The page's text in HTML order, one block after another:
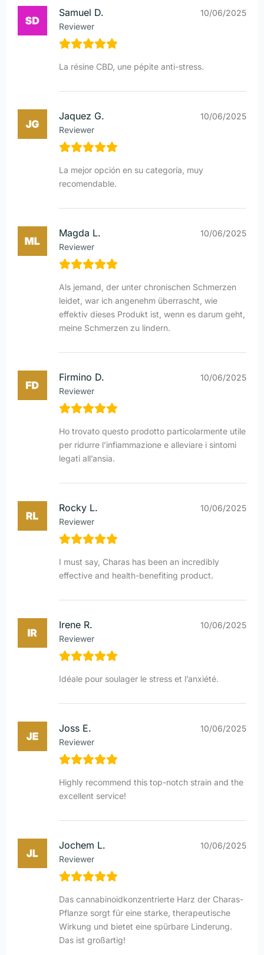
Samuel D.
Reviewer
10/06/2025
La résine CBD, une pépite anti-stress.
Jaquez G.
Reviewer
10/06/2025
La mejor opción en su categoría, muy
recomendable.
Magda L.
Reviewer
10/06/2025
Als jemand, der unter chronischen Schmerzen
leidet, war ich angenehm überrascht, wie
effektiv dieses Produkt ist, wenn es darum geht,
meine Schmerzen zu lindern.
Firmino D.
Reviewer
10/06/2025
Ho trovato questo prodotto particolarmente utile
per ridurre l’infiammazione e alleviare i sintomi
legati all’ansia.
Rocky L.
Reviewer
10/06/2025
I must say, Charas has been an incredibly
effective and health-benefiting product.
Irene R.
Reviewer
10/06/2025
Idéale pour soulager le stress et l’anxiété.
Joss E.
Reviewer
10/06/2025
Highly recommend this top-notch strain and the
excellent service!
Jochem L.
Reviewer
10/06/2025
Das cannabinoidkonzentrierte Harz der Charas-
Pflanze sorgt für eine starke, therapeutische
Wirkung und bietet eine spürbare Linderung.
Das ist großartig!